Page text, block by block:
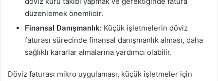
düzenlemek önemlidir.
Finansal Danışmanlık: Küçük işletmelerin döviz
faturası sürecinde finansal danışmanlık alması, daha
sağlıklı kararlar almalarına yardımcı olabilir.
Döviz faturası mikro uygulaması, küçük işletmeler için